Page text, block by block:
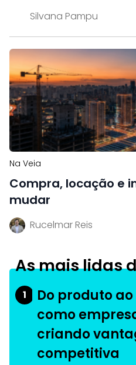
Silvana Pampu
Na Veia
Compra, locação e
mudar
Rucelmar Reis
As mais lidas
1
Do produto
como
criando
competitiva